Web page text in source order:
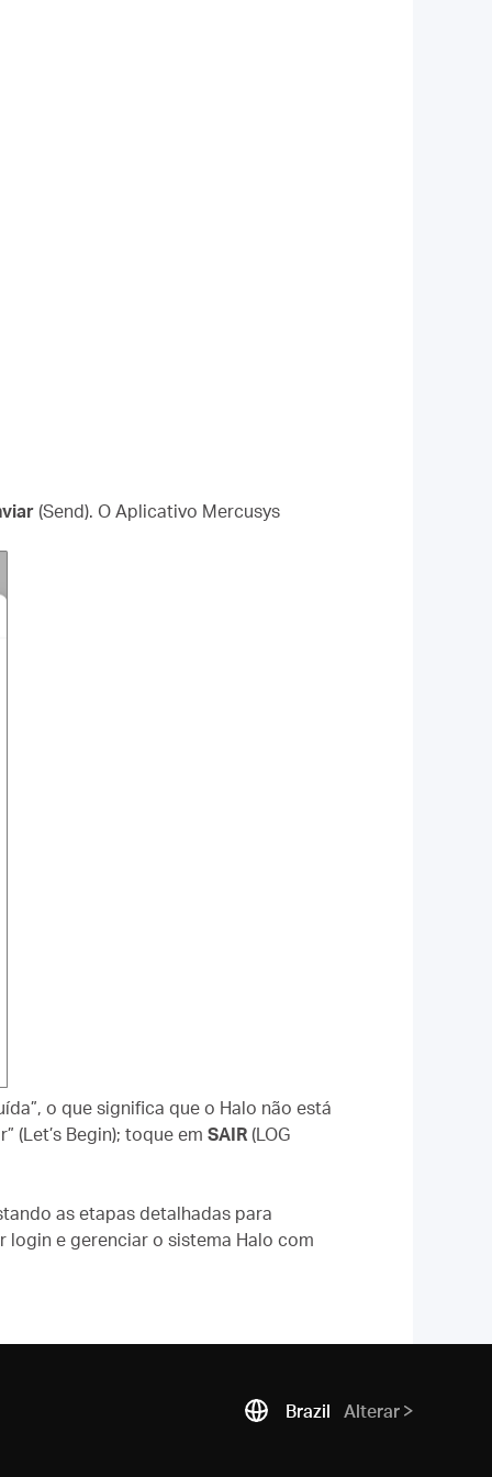
(Send). O Aplicativo Mercusys
o que significa que o Halo não está
(Let’s Begin); toque em SAIR (LOG
as etapas detalhadas para
login e gerenciar o sistema Halo com
Brazil Alterar